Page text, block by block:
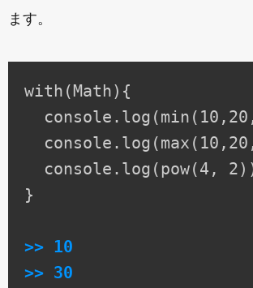
ます。
with(Math){
console.log(pow(4,
}
>> 10
>> 30